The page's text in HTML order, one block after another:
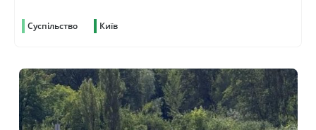
Суспільство Київ